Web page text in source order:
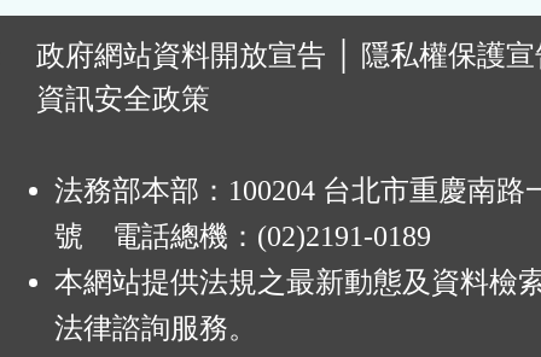
政府網站資料開放宣告
隱私權保護
資訊安全政策
法務部本部：100204 台北市重慶南路
號 電話總機：(02)2191-0189
本網站提供法規之最新動態及資料檢
法律諮詢服務。